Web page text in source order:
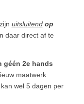
uitsluitend op
daar direct af te
géén 2e hands
maatwerk
wel 5 dagen per